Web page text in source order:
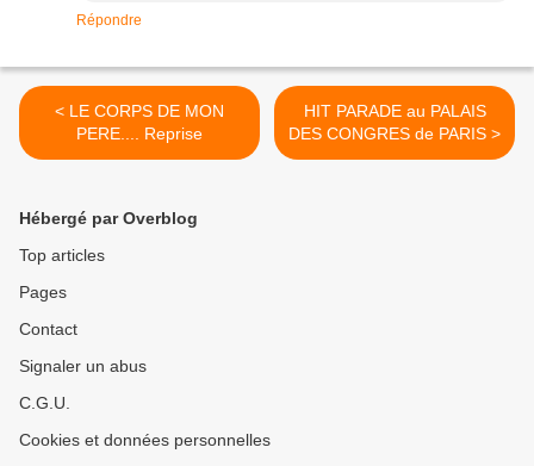
Répondre
< LE CORPS DE MON
PERE.... Reprise
HIT PARADE au PALAIS
DES CONGRES de PARIS >
Hébergé par Overblog
Top articles
Pages
Contact
Signaler un abus
C.G.U.
Cookies et données personnelles